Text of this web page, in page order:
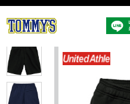
5199-01：8.2オンス スウェット シ